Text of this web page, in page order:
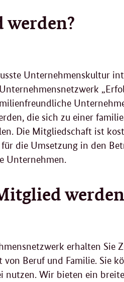
Unternehmenskultur
die sich zu einer
Die Mitgliedschaft ist
die Umsetzung in den
Unternehmen.
erhalten Sie
Beruf und Familie. Sie
nutzen. Wir bieten ein